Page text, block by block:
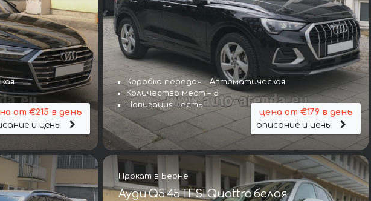
от €215 в день
и цены
Коробка передач – Автоматическая
Количество мест – 5
Навигация – есть
цена от €179 в день
описание и цены
Прокат в Берне
Ауди Q5 45 TFSI Quattro белая